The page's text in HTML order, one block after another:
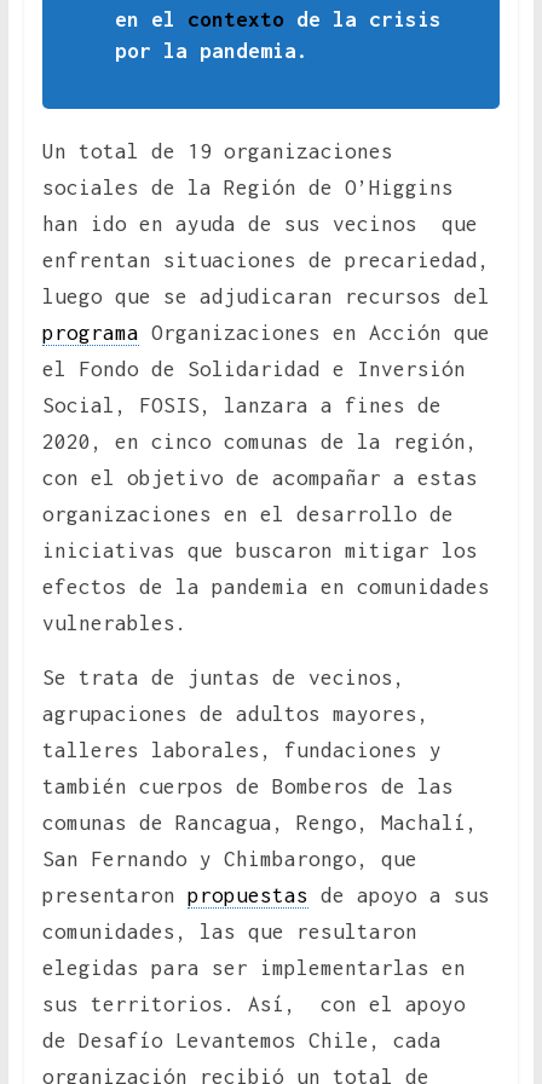
en el contexto de la crisis
por la pandemia.
Un total de 19 organizaciones
sociales de la Región de O’Higgins
han ido en ayuda de sus vecinos que
enfrentan situaciones de precariedad,
luego que se adjudicaran recursos del
programa Organizaciones en Acción que
el Fondo de Solidaridad e Inversión
Social, FOSIS, lanzara a fines de
2020, en cinco comunas de la región,
con el objetivo de acompañar a estas
organizaciones en el desarrollo de
iniciativas que buscaron mitigar los
efectos de la pandemia en comunidades
vulnerables.
Se trata de juntas de vecinos,
agrupaciones de adultos mayores,
talleres laborales, fundaciones y
también cuerpos de Bomberos de las
comunas de Rancagua, Rengo, Machalí,
San Fernando y Chimbarongo, que
presentaron propuestas de apoyo a sus
comunidades, las que resultaron
elegidas para ser implementarlas en
sus territorios. Así, con el apoyo
de Desafío Levantemos Chile, cada
organización recibió un total de